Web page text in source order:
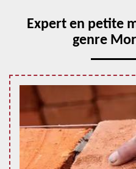
Expert en petite
genre